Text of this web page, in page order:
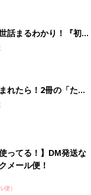
話まるわかり！『初め
ブ 夏号』〈巻頭大特
れたら！2冊の「たま
ってる！】DM発送な
メール便！
便）